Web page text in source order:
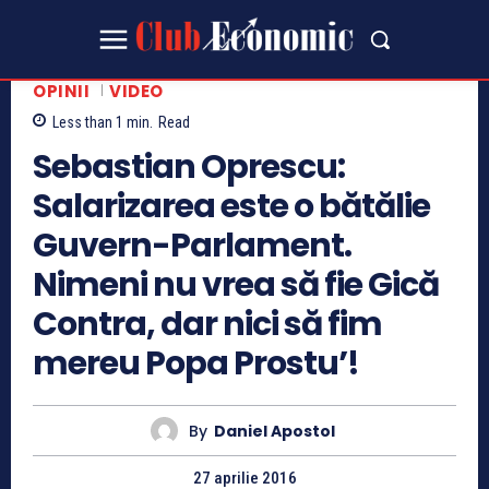
OPINII VIDEO
Less than 1 min. Read
Sebastian Oprescu:
Salarizarea este o bătălie
Guvern-Parlament.
Nimeni nu vrea să fie Gică
Contra, dar nici să fim
mereu Popa Prostu’!
By Daniel Apostol
27 aprilie 2016